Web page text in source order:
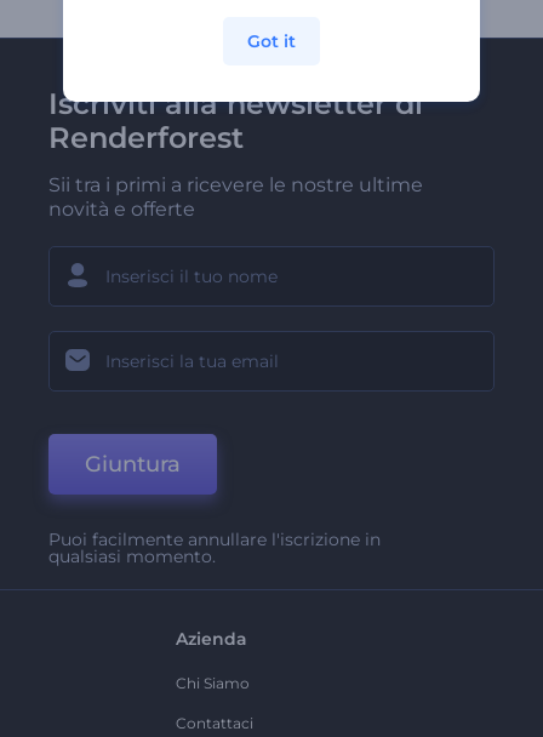
Iscriviti alla newsletter di
Renderforest
Sii tra i primi a ricevere le nostre ultime
novità e offerte
Giuntura
Puoi facilmente annullare l'iscrizione in
qualsiasi momento.
Azienda
Chi Siamo
Contattaci
Got it